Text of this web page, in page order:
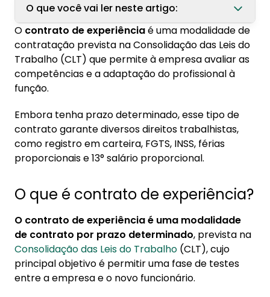
O que você vai ler neste artigo:
1. O que é contrato de experiência?
1.1. Existe prazo mínimo para contrato de
experiência?
1.2. O que acontece quando o contrato de
2. Quais são os direitos do trabalhador durante
o contrato de experiência?
2.1. Quais direitos o trabalhador não tem
3. Rescisão do contrato de experiência
O contrato de experiênciaé uma modalidade de
contratação prevista na Consolidação das Leis do
Trabalho (CLT) que permite à empresa avaliar as
competências e a adaptação do profissional à
função.
Embora tenha prazo determinado, esse tipo de
contrato garante diversos direitos trabalhistas,
como registro em carteira, FGTS, INSS, férias
proporcionais e 13° salário proporcional.
O que é contrato de experiência?
O contrato de experiência é uma modalidade
de contrato por prazo determinado, prevista na
Consolidação das Leis do Trabalho (CLT), cujo
principal objetivo é permitir uma fase de testes
entre a empresa e o novo funcionário.